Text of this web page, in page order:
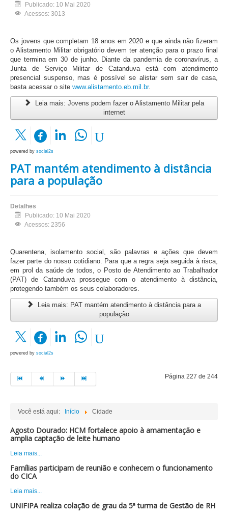
Publicado: 10 Mai 2020
Acessos: 3013
Os jovens que completam 18 anos em 2020 e que ainda não fizeram
o Alistamento Militar obrigatório devem ter atenção para o prazo final
que termina em 30 de junho. Diante da pandemia de coronavírus, a
Junta de Serviço Militar de Catanduva está com atendimento
presencial suspenso, mas é possível se alistar sem sair de casa,
basta acessar o site www.alistamento.eb.mil.br.
Leia mais: Jovens podem fazer o Alistamento Militar pela
internet
powered by social2s
PAT mantém atendimento à distância
para a população
Detalhes
Publicado: 10 Mai 2020
Acessos: 2356
Quarentena, isolamento social, são palavras e ações que devem
fazer parte do nosso cotidiano. Para que a regra seja seguida à risca,
em prol da saúde de todos, o Posto de Atendimento ao Trabalhador
(PAT) de Catanduva prossegue com o atendimento à distância,
protegendo também os seus colaboradores.
Leia mais: PAT mantém atendimento à distância para a
população
powered by social2s
Página 227 de 244
Você está aqui: Início Cidade
Agosto Dourado: HCM fortalece apoio à amamentação e
amplia captação de leite humano
Leia mais...
Famílias participam de reunião e conhecem o funcionamento
do CICA
Leia mais...
UNIFIPA realiza colação de grau da 5ª turma de Gestão de RH